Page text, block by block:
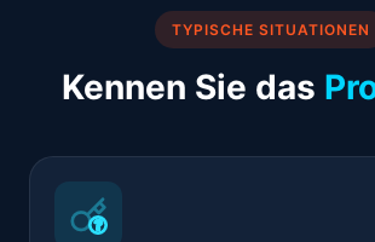
TYPISCHE SITUATIONEN
Kennen Sie das